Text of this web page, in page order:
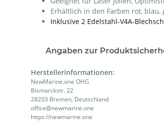
Erhältlich in den Farben rot, blau,
Inklusive 2 Edelstahl-V4A-
Angaben zur
Herstellerinformationen:
NewMarine.one OHG
Bismarckstr. 22
28203 Bremen, Deutschland
office@newmarine.one
https://newmarine.one